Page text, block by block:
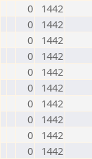
0
1442
0
1442
0
1442
0
1442
0
1442
0
1442
0
1442
0
1442
0
1442
0
1442